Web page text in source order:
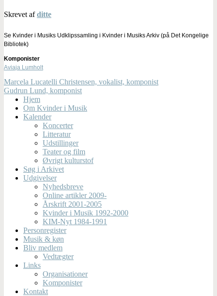
Skrevet afditte
Se Kvinder i Musiks Udklipssamling i Kvinder i Musiks Arkiv (på Det Kongelige
Bibliotek)
Komponister
Aviaja Lumholt
Marcela Lucatelli Christensen, vokalist, komponist
Gudrun Lund, komponist
Hjem
Om Kvinder i Musik
Kalender
Koncerter
Litteratur
Udstillinger
Teater og film
Øvrigt kulturstof
Søg i Arkivet
Udgivelser
Nyhedsbreve
Online artikler 2009-
Årskrift 2001-2005
Kvinder i Musik 1992-2000
KIM-Nyt 1984-1991
Personregister
Musik & køn
Bliv medlem
Vedtægter
Links
Organisationer
Komponister
Kontakt